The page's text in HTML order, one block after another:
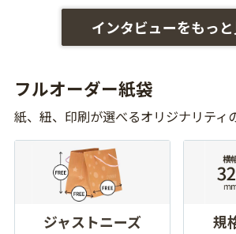
インタビューをもっ
フルオーダー紙袋
紙、紐、印刷が選べるオリジナリティ
ジャストニーズ 規